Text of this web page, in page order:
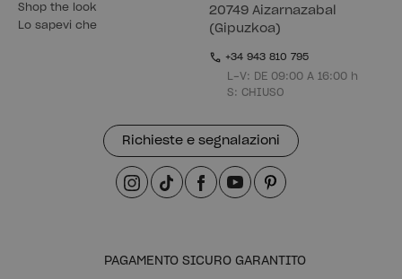
Shop the look
Lo sapevi che
20749 Aizarnazabal
(Gipuzkoa)
+34 943 810 795
L-V: DE 09:00 A 16:00 h
S: CHIUSO
Richieste e segnalazioni
PAGAMENTO SICURO GARANTITO